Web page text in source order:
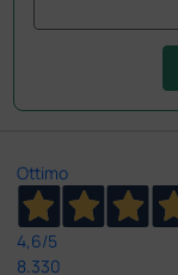
Ottimo
4,6/5
8.330